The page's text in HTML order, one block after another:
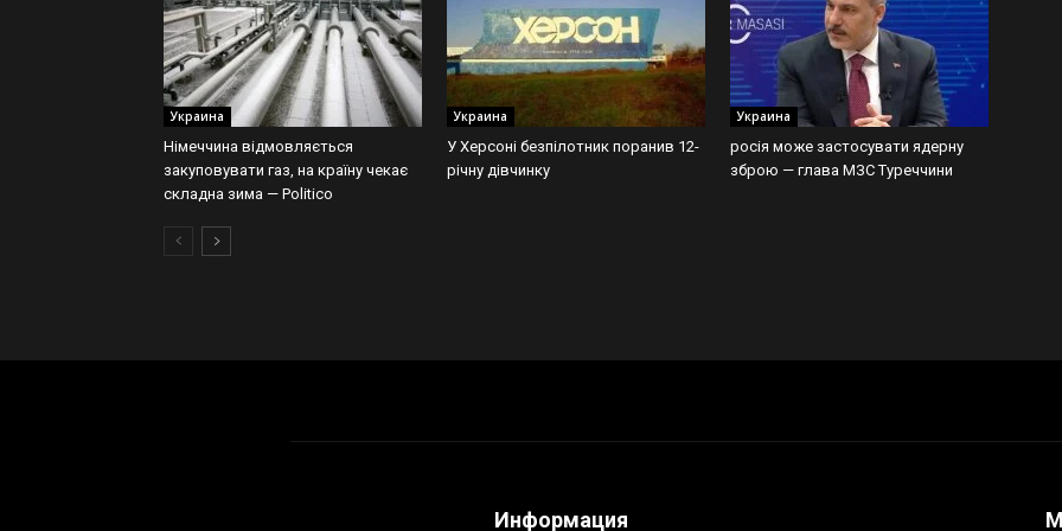
Украина
Німеччина відмовляється
закуповувати газ, на країну чекає
складна зима — Politico
Украина
У Херсоні безпілотник поранив 12-
річну дівчинку
Украина
росія може застосувати ядерну
зброю — глава МЗС Туреччини
Информация